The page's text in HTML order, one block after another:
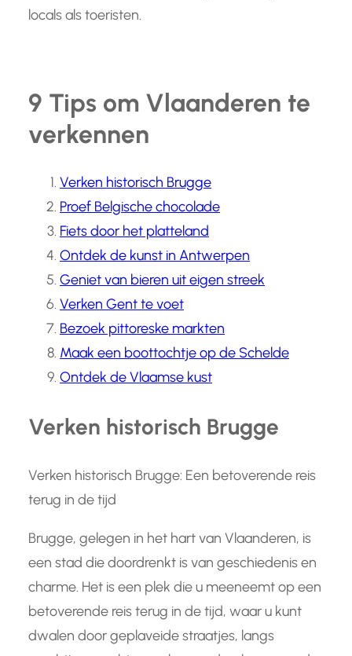
locals als toeristen.
9 Tips om Vlaanderen te
verkennen
Verken historisch Brugge
Proef Belgische chocolade
Fiets door het platteland
Ontdek de kunst in Antwerpen
Geniet van bieren uit eigen streek
Verken Gent te voet
Bezoek pittoreske markten
Maak een boottochtje op de Schelde
Ontdek de Vlaamse kust
Verken historisch Brugge
Verken historisch Brugge: Een betoverende reis
terug in de tijd
Brugge, gelegen in het hart van Vlaanderen, is
een stad die doordrenkt is van geschiedenis en
charme. Het is een plek die u meeneemt op een
betoverende reis terug in de tijd, waar u kunt
dwalen door geplaveide straatjes, langs